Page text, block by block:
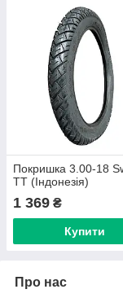
Покришка 3.00-18
TT (Індонезія)
1 369 ₴
Купити
Про нас